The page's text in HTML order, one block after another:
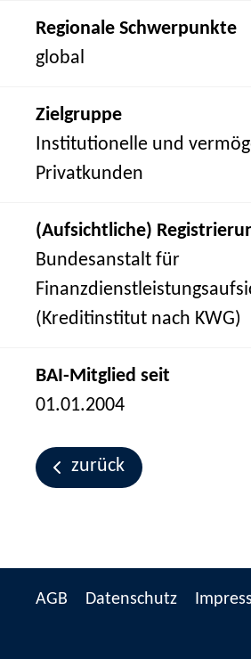
Regionale Schwerpunkte
global
Zielgruppe
Institutionelle und
Privatkunden
(Aufsichtliche)
Bundesanstalt für
(Kreditinstitut nach KWG)
BAI-Mitglied seit
01.01.2004
zurück
AGB Datenschutz